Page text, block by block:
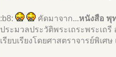
:b8: คัดมาจาก...หนังสือ พุ
ประมวลประวัติพระเถระพระเถ
เรียบเรียงโดยศาสตราจารย์พิเ